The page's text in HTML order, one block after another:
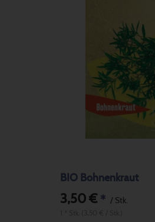
BIO Bohnenkraut
3,50 € * / Stk.